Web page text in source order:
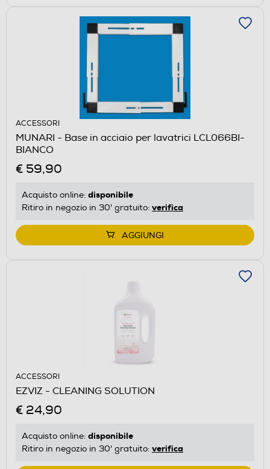
ACCESSORI
MUNARI - Base in acciaio per lavatrici LCL066BI-
BIANCO
€ 59,90
Acquisto online: disponibile
Ritiro in negozio in 30' gratuito: verifica
AGGIUNGI
ACCESSORI
EZVIZ - CLEANING SOLUTION
€ 24,90
Acquisto online: disponibile
Ritiro in negozio in 30' gratuito: verifica